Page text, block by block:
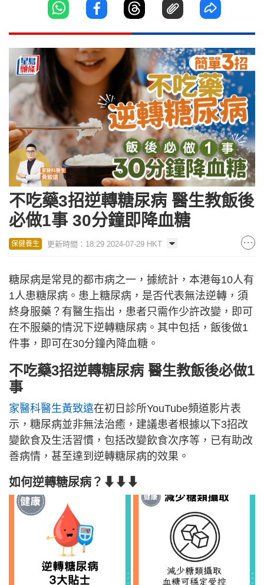
不吃藥3招逆轉糖尿病 醫生教飯後
必做1事 30分鐘即降血糖
保健養生 更新時間：18:29 2024-07-29 HKT
糖尿病是常見的都市病之一，據統計，本港每10人有
1人患糖尿病。患上糖尿病，是否代表無法逆轉，須
終身服藥？有醫生指出，患者只需作少許改變，即可
在不服藥的情況下逆轉糖尿病。其中包括，飯後做1
件事，即可在30分鐘內降血糖。
不吃藥3招逆轉糖尿病 醫生教飯後必做1
事
家醫科醫生黃致遠在初日診所YouTube頻道影片表
示，糖尿病並非無法治癒，建議患者根據以下3招改
變飲食及生活習慣，包括改變飲食次序等，已有助改
善病情，甚至達到逆轉糖尿病的效果。
如何逆轉糖尿病？⬇⬇⬇